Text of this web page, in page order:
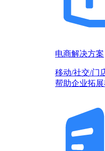
电商解决方案
移动/社交/门
帮助企业拓